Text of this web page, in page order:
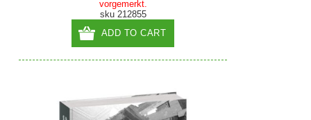
vorgemerkt.
sku 212855
ADD TO CART